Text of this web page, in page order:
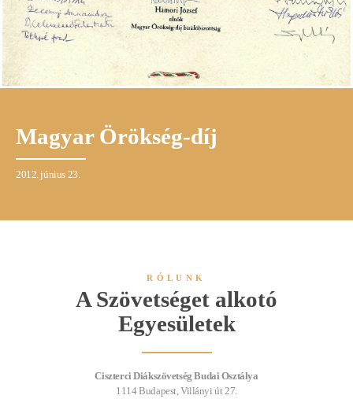
Magyar Örökség-díj
2012. június 23.
RÓLUNK
A Szövetséget alkotó
Egyesületek
Ciszterci Diákszövetség Budai Osztálya
1114 Budapest, Villányi út 27.